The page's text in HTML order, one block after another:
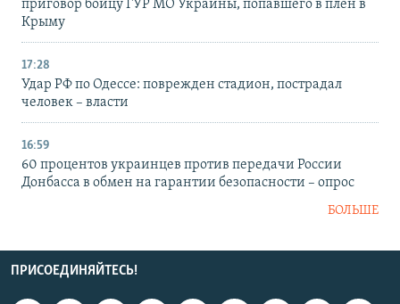
приговор бойцу ГУР МО Украины, попавшего в плен в
Крыму
17:28
Удар РФ по Одессе: поврежден стадион, пострадал
человек – власти
16:59
60 процентов украинцев против передачи России
Донбасса в обмен на гарантии безопасности – опрос
БОЛЬШЕ
ПРИСОЕДИНЯЙТЕСЬ!